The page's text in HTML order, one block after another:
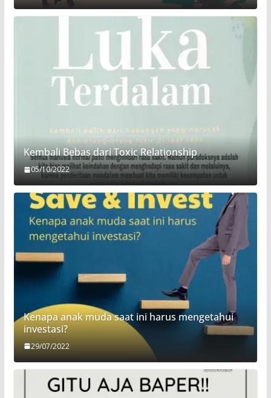
Kembali Bebas dari Toxic Relationship
05/10/2022
Kenapa anak muda saat ini harus mengetahui
investasi?
29/07/2022